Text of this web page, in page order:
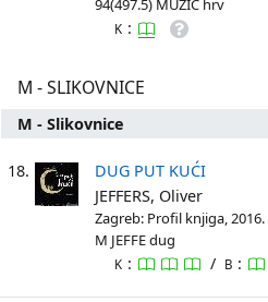
94(497.5) MUŽIĆ hrv
K :
M - SLIKOVNICE
M - Slikovnice
18.
DUG PUT KUĆI
JEFFERS, Oliver
Zagreb: Profil knjiga, 2016.
M JEFFE dug
K : / B :